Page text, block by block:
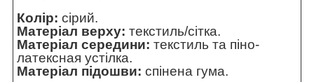
Колір: сірий.
Матеріал верху: текстиль/сітка.
Матеріал середини: текстиль та піно-
латексная устілка.
Матеріал підошви: спінена гума.